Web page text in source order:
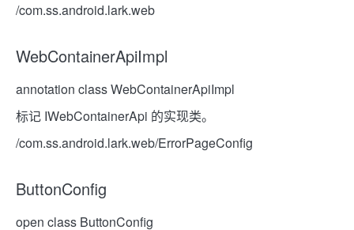
/com.ss.android.lark.web
WebContainerApiImpl
annotation class WebContainerApiImpl
标记 IWebContainerApi 的实现类。
/com.ss.android.lark.web/ErrorPageConfig
ButtonConfig
open class ButtonConfig